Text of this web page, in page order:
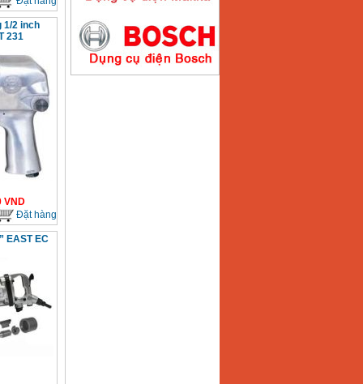
1/2 inch
231
VND
Đặt hàng
EAST EC
Máy hàn que điện tử
Hồng ký HK200E